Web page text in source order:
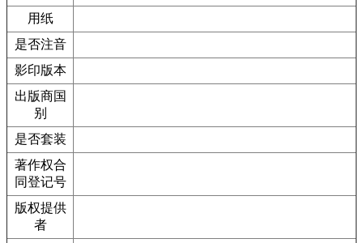
用纸
是否注音
影印版本
出版商国
别
是否套装
著作权合
同登记号
版权提供
者